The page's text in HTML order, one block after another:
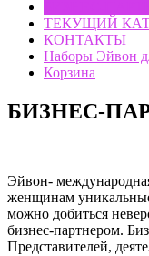
ТЕКУЩИЙ
КОНТАКТЫ
Наборы Эйвон
Корзина
БИЗНЕС-
Эйвон-
женщинам
можно добиться
бизнес-партнером.
Представителей,